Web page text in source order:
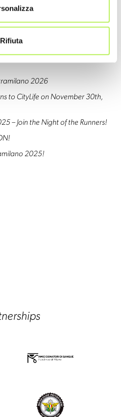
Rifiuta
Points Now Open!
with the STRAMILANO 2026
2026
to CityLife on November 30th,
– Join the Night of the Runners!
2025!